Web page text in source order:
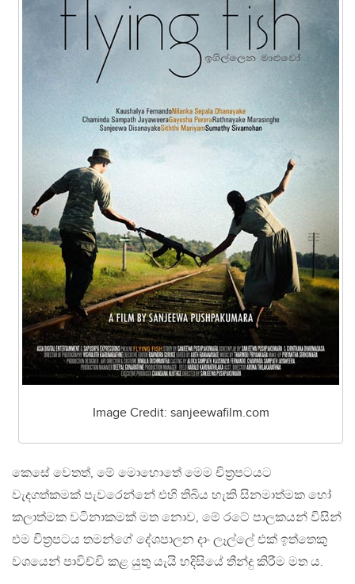
Image Credit: sanjeewafilm.com
කෙසේ වෙතත්, මේ මොහොතේ මෙම චිත‍්‍රපටයට
වැදගත්කමක් පැවරෙන්නේ එහි තිබිය හැකි සිනමාත්මක හෝ
කලාත්මක වටිනාකමක් මත නොව, මේ රටේ පාලකයන් විසින්
එම චිත‍්‍රපටය තමන්ගේ දේශපාලන දාං ලෑල්ලේ එක් ඉත්තෙකු
වශයෙන් පාවිච්චි කළ යුතු යැයි හදිසියේ තීන්දු කිරීම මත ය.